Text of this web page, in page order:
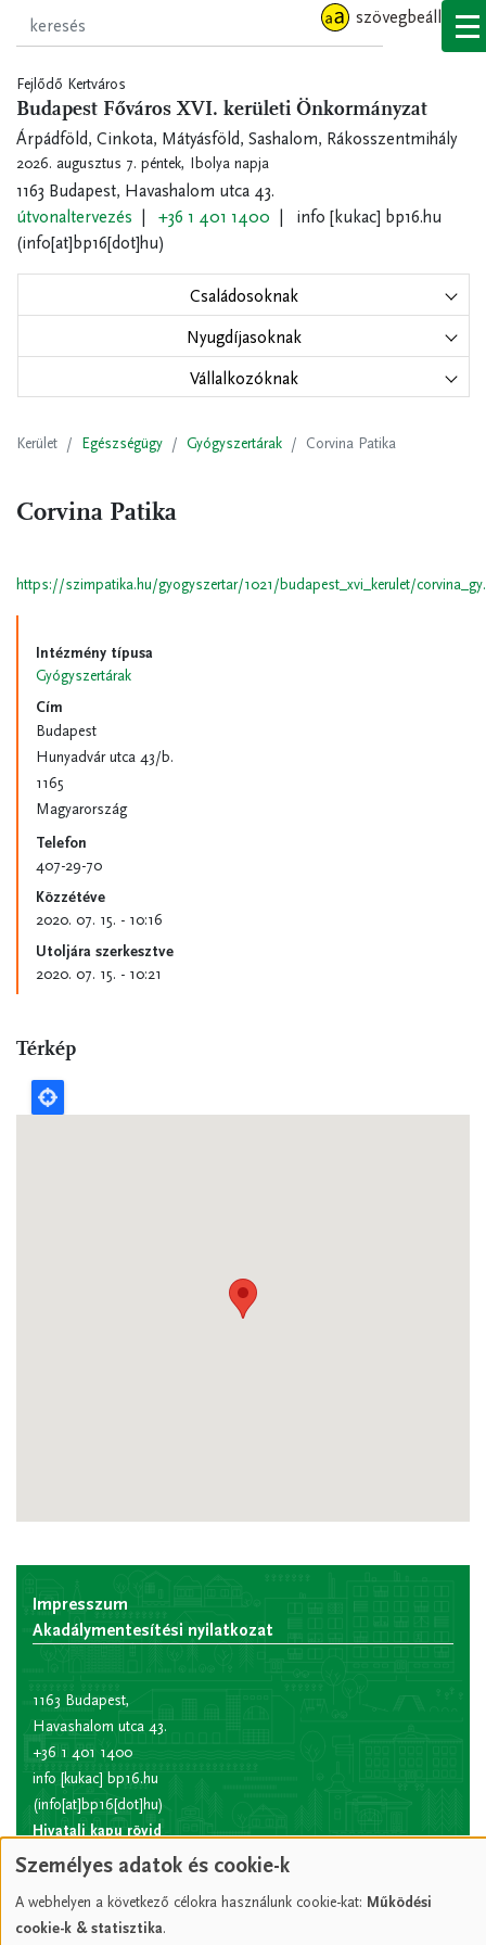
szövegbeállítások
Fejlődő Kertváros
Budapest Főváros XVI. kerületi Önkormányzat
Árpádföld, Cinkota, Mátyásföld, Sashalom, Rákosszentmihály
2026. augusztus 7. péntek, Ibolya napja
1163 Budapest, Havashalom utca 43.
útvonaltervezés
+36 1 401 1400 info [kukac] bp16.hu
(info[at]bp16[dot]hu)
Családosoknak
Nyugdíjasoknak
Vállalkozóknak
Kerület Egészségügy Gyógyszertárak Corvina Patika
Corvina Patika
https://szimpatika.hu/gyogyszertar/1021/budapest_xvi_kerulet/
Intézmény típusa
Gyógyszertárak
Cím
Budapest
Hunyadvár utca 43/b.
1165
Magyarország
Telefon
407-29-70
Közzétéve
2020. 07. 15. - 10:16
Utoljára szerkesztve
2020. 07. 15. - 10:21
Térkép
Impresszum
Akadálymentesítési nyilatkozat
1163 Budapest,
Havashalom utca 43.
+36 1 401 1400
info [kukac] bp16.hu
(info[at]bp16[dot]hu)
Hivatali kapu rövid
XVIPOLG
azonosító: 207157352
Személyes adatok és cookie-k
A webhelyen a következő célokra használunk cookie-kat: Működési
cookie-k & statisztika.